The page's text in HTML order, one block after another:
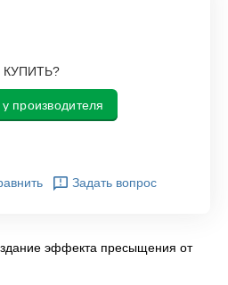
КУПИТЬ?
у производителя
Задать вопрос
эффекта пресыщения от